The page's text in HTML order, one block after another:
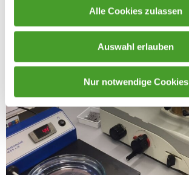
Alle Cookies zulassen
Auswahl erlauben
Nur notwendige Cookies